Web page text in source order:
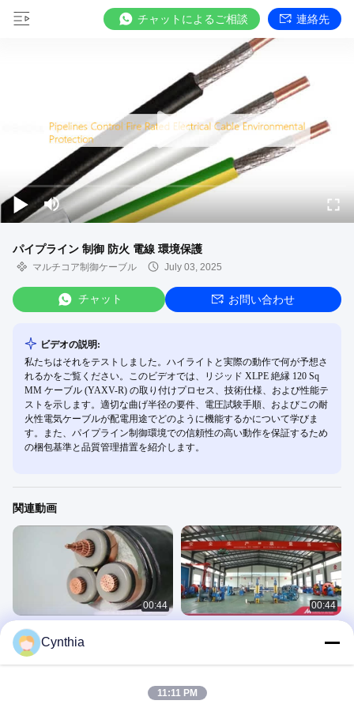
チャットによるご相談 連絡先
パイプライン 制御 防火 電線 環境保護
マルチコア制御ケーブル July 03, 2025
チャット お問い合わせ
ビデオの説明:
私たちはそれをテストしました。ハイライトと実際の動作で何が予想さ
れるかをご覧ください。このビデオでは、リジッド XLPE 絶縁 120 Sq
MM ケーブル (YAXV-R) の取り付けプロセス、技術仕様、および性能テ
ストを示します。適切な曲げ半径の要件、電圧試験手順、およびこの耐
火性電気ケーブルが配電用途でどのように機能するかについて学びま
す。また、パイプライン制御環境での信頼性の高い動作を保証するため
の梱包基準と品質管理措置を紹介します。
関連動画
00:44
HPLE耐火性PE PVC低煙ハロゲン装
甲シース銅線ケーブル 3*70mm
他のビデオ
00:44
ワイヤーXLPEポリ塩化ビニールの絶
Cynthia
11:11 PM